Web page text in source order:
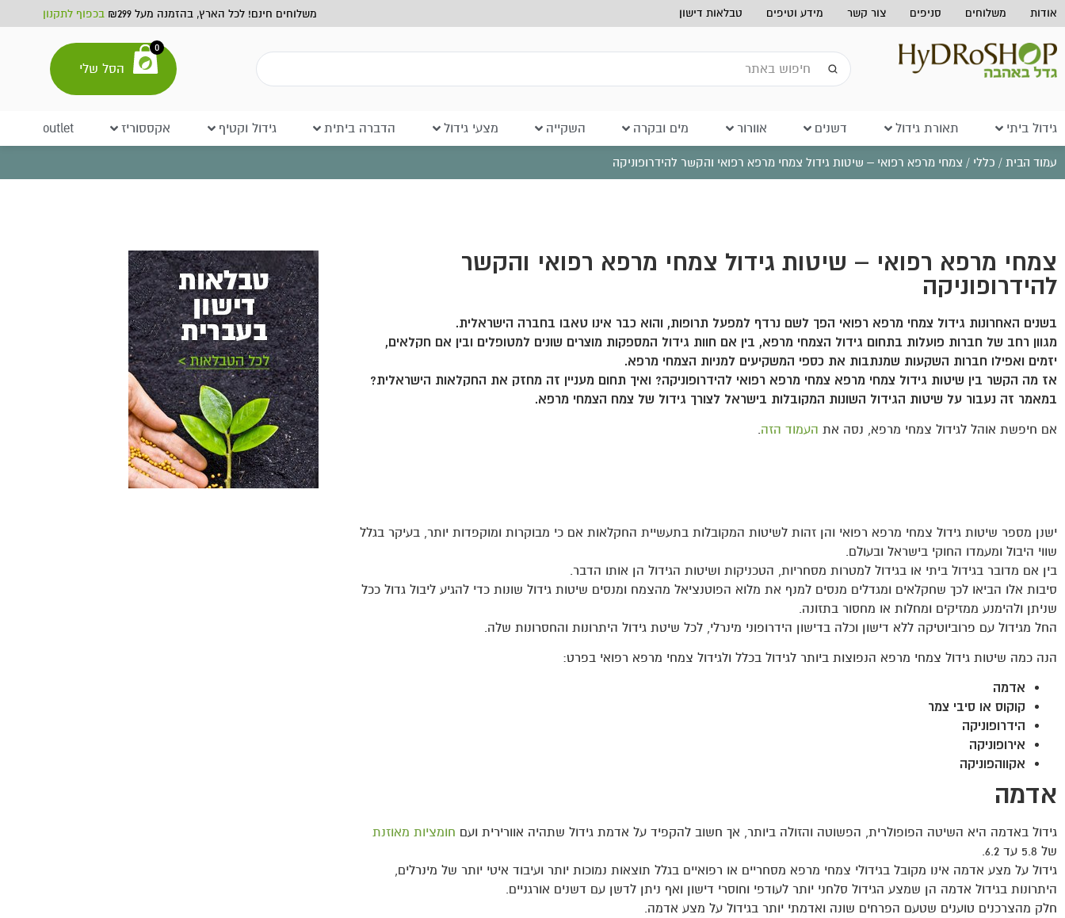
אודות משלוחים סניפים צור קשר מידע וטיפים טבלאות דישון משלוחים חינם! לכל הארץ, בהזמנה מעל ₪299 בכפוף לתקנון
0
הסל שלי
גידול ביתי תאורת גידול דשנים אוורור מים ובקרה השקייה מצעי גידול הדברה ביתית גידול וקטיף אקססוריז outlet
עמוד הבית / כללי / צמחי מרפא רפואי – שיטות גידול צמחי מרפא רפואי והקשר להידרופוניקה
צמחי מרפא רפואי – שיטות גידול צמחי מרפא רפואי והקשר
להידרופוניקה
בשנים האחרונות גידול צמחי מרפא רפואי הפך לשם נרדף למפעל תרופות, והוא כבר אינו טאבו בחברה הישראלית.
מגוון רחב של חברות פועלות בתחום גידול הצמחי מרפא, בין אם חוות גידול המספקות מוצרים שונים למטופלים ובין אם חקלאים,
יזמים ואפילו חברות השקעות שמנתבות את כספי המשקיעים למניות הצמחי מרפא.
אז מה הקשר בין שיטות גידול צמחי מרפא צמחי מרפא רפואי להידרופוניקה? ואיך תחום מעניין זה מחזק את החקלאות הישראלית?
במאמר זה נעבור על שיטות הגידול השונות המקובלות בישראל לצורך גידול של צמח הצמחי מרפא.
אם חיפשת אוהל לגידול צמחי מרפא, נסה את העמוד הזה.
ישנן מספר שיטות גידול צמחי מרפא רפואי והן זהות לשיטות המקובלות בתעשיית החקלאות אם כי מבוקרות ומוקפדות יותר, בעיקר בגלל
שווי היבול ומעמדו החוקי בישראל ובעולם.
בין אם מדובר בגידול ביתי או בגידול למטרות מסחריות, הטכניקות ושיטות הגידול הן אותו הדבר.
סיבות אלו הביאו לכך שחקלאים ומגדלים מנסים למנף את מלוא הפוטנציאל מהצמח ומנסים שיטות גידול שונות כדי להגיע ליבול גדול ככל
שניתן ולהימנע ממזיקים ומחלות או מחסור בתזונה.
החל מגידול עם פרוביוטיקה ללא דישון וכלה בדישון הידרופוני מינרלי, לכל שיטת גידול היתרונות והחסרונות שלה.
הנה כמה שיטות גידול צמחי מרפא הנפוצות ביותר לגידול בכלל ולגידול צמחי מרפא רפואי בפרט:
אדמה
קוקוס או סיבי צמר
הידרופוניקה
אירופוניקה
אקווהפוניקה
אדמה
גידול באדמה היא השיטה הפופולרית, הפשוטה והזולה ביותר, אך חשוב להקפיד על אדמת גידול שתהיה אוורירית ועם חומציות מאוזנת
של 5.8 עד 6.2.
גידול על מצע אדמה אינו מקובל בגידולי צמחי מרפא מסחריים או רפואיים בגלל תוצאות נמוכות יותר ועיבוד איטי יותר של מינרלים,
היתרונות בגידול אדמה הן שמצע הגידול סלחני יותר לעודפי וחוסרי דישון ואף ניתן לדשן עם דשנים אורגניים.
חלק מהצרכנים טוענים שטעם הפרחים שונה ואדמתי יותר בגידול על מצע אדמה.